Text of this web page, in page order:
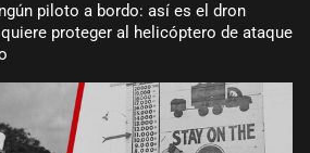
piloto a bordo: así es el dron
quiere proteger al helicóptero de ataque